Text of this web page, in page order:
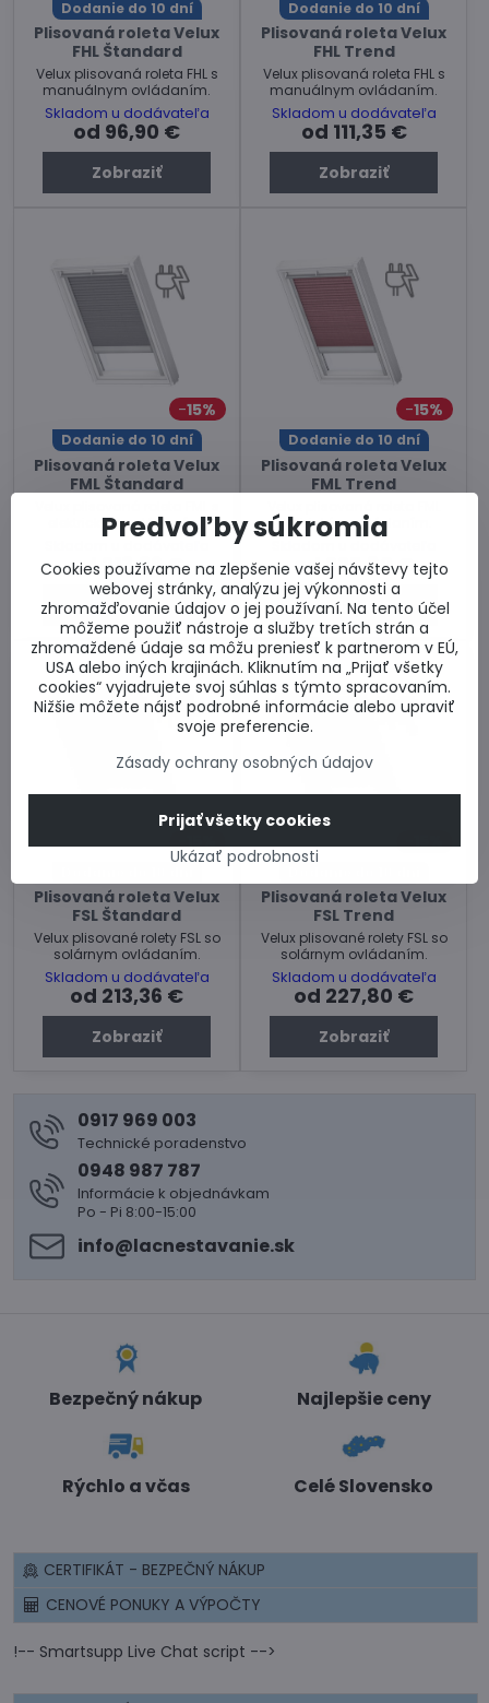
Dodanie do 10 dní
Plisovaná roleta Velux
FHL Štandard
Velux plisovaná roleta FHL s
manuálnym ovládaním.
Skladom u dodávateľa
od 96,90 €
Zobraziť
Dodanie do 10 dní
Plisovaná roleta Velux
FHL Trend
Velux plisovaná roleta FHL s
manuálnym ovládaním.
Skladom u dodávateľa
od 111,35 €
Zobraziť
15%
Dodanie do 10 dní
Plisovaná roleta Velux
FML Štandard
elektrickým ovládaním.
od 213,36 €
Zobraziť
15%
Dodanie do 10 dní
Plisovaná roleta Velux
FML Trend
elektrickým ovládaním.
od 227,80 €
Zobraziť
15%
Plisovaná roleta Velux
FSL Štandard
Velux plisované rolety FSL so
solárnym ovládaním.
Skladom u dodávateľa
od 213,36 €
Zobraziť
15%
Plisovaná roleta Velux
FSL Trend
Velux plisované rolety FSL so
solárnym ovládaním.
Skladom u dodávateľa
od 227,80 €
Zobraziť
0917 969 003
Technické poradenstvo
0948 987 787
Informácie k objednávkam
Po - Pi 8:00-15:00
info​@lacnestavanie​.sk
Bezpečný nákup Najlepšie ceny
Rýchlo a včas Celé Slovensko
CERTIFIKÁT - BEZPEČNÝ NÁKUP
CENOVÉ PONUKY A VÝPOČTY
!-- Smartsupp Live Chat script -->
Predvoľby súkromia
Cookies používame na zlepšenie vašej návštevy tejto
webovej stránky, analýzu jej výkonnosti a
zhromažďovanie údajov o jej používaní. Na tento účel
môžeme použiť nástroje a služby tretích strán a
zhromaždené údaje sa môžu preniesť k partnerom v EÚ,
USA alebo iných krajinách. Kliknutím na „Prijať všetky
cookies“ vyjadrujete svoj súhlas s týmto spracovaním.
Nižšie môžete nájsť podrobné informácie alebo upraviť
svoje preferencie.
Zásady ochrany osobných údajov
Ukázať podrobnosti
Prijať všetky cookies